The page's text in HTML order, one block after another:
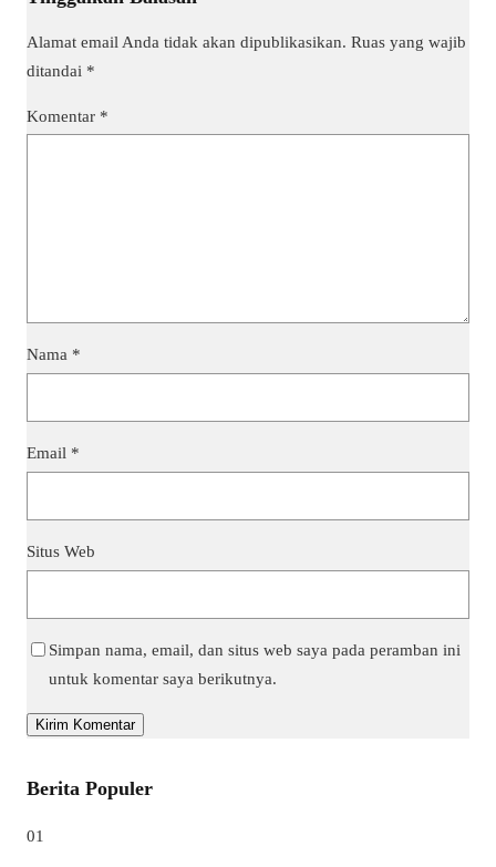
Alamat email Anda tidak akan dipublikasikan. Ruas yang wajib
ditandai *
Komentar *
Nama *
Email *
Situs Web
Simpan nama, email, dan situs web saya pada peramban ini
untuk komentar saya berikutnya.
Berita Populer
01